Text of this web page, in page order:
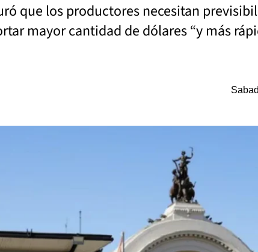
que los productores necesitan
mayor cantidad de dólares “y más